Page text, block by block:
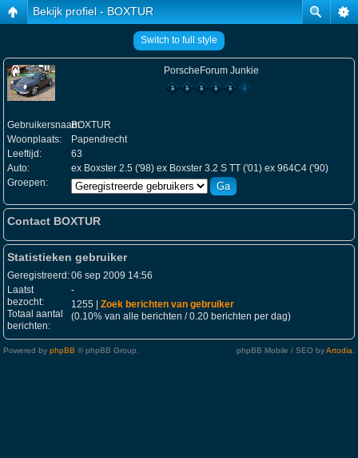
Bekijk profiel - BOXTUR
Switch to full style
PorscheForum Junkie
Gebruikersnaam:BOXTUR
Woonplaats:
Papendrecht
Leeftijd:
63
Auto:
ex Boxster 2.5 ('98) ex Boxster 3.2 S TT ('01) ex 964C4 ('90)
Groepen:
Contact BOXTUR
Statistieken gebruiker
Geregistreerd:06 sep 2009 14:56
Laatst
bezocht:
-
Totaal aantal
berichten:
1255 | Zoek berichten van gebruiker
(0.10% van alle berichten / 0.20 berichten per dag)
Powered by phpBB © phpBB Group. phpBB Mobile / SEO byArtodia